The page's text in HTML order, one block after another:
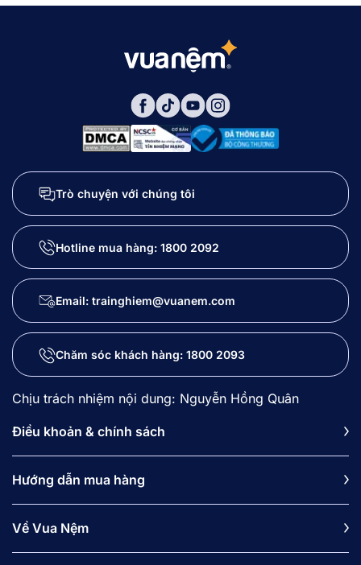
Trò chuyện với chúng tôi
Hotline mua hàng: 1800 2092
Email: trainghiem@vuanem.com
Chăm sóc khách hàng: 1800 2093
Chịu trách nhiệm nội dung: Nguyễn Hồng Quân
Điều khoản & chính sách
Hướng dẫn mua hàng
Về Vua Nệm